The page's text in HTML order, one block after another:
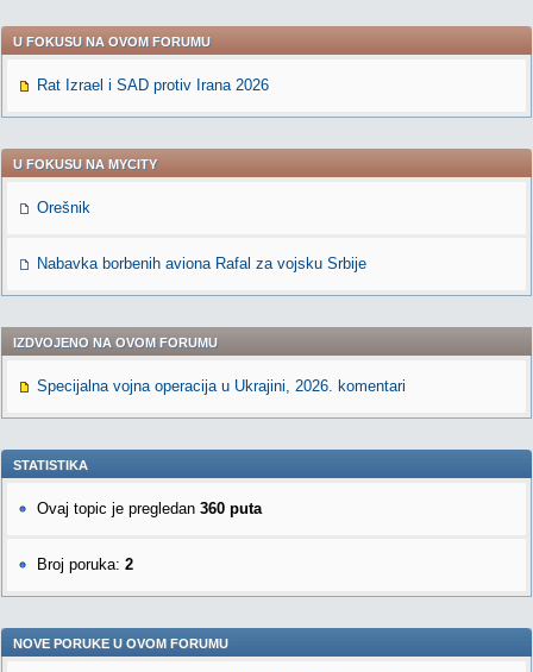
U FOKUSU NA OVOM FORUMU
Rat Izrael i SAD protiv Irana 2026
U FOKUSU NA MYCITY
Orešnik
Nabavka borbenih aviona Rafal za vojsku Srbije
IZDVOJENO NA OVOM FORUMU
Specijalna vojna operacija u Ukrajini, 2026. komentari
STATISTIKA
Ovaj topic je pregledan 360 puta
Broj poruka: 2
NOVE PORUKE U OVOM FORUMU